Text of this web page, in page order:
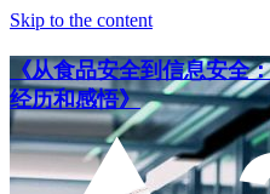
Skip to the content
《从食品安全到信息安全
经历和感悟》